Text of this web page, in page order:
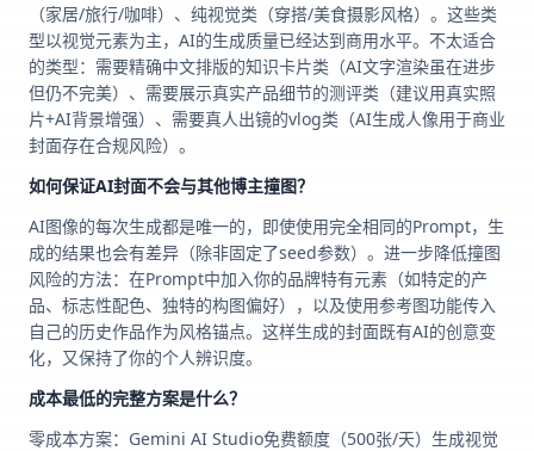
（家居/旅行/咖啡）、纯视觉类（穿搭/美食摄影风格）。这些类
型以视觉元素为主，AI的生成质量已经达到商用水平。不太适合
的类型：需要精确中文排版的知识卡片类（AI文字渲染虽在进步
但仍不完美）、需要展示真实产品细节的测评类（建议用真实照
片+AI背景增强）、需要真人出镜的vlog类（AI生成人像用于商业
封面存在合规风险）。
如何保证AI封面不会与其他博主撞图？
AI图像的每次生成都是唯一的，即使使用完全相同的Prompt，生
成的结果也会有差异（除非固定了seed参数）。进一步降低撞图
风险的方法：在Prompt中加入你的品牌特有元素（如特定的产
品、标志性配色、独特的构图偏好），以及使用参考图功能传入
自己的历史作品作为风格锚点。这样生成的封面既有AI的创意变
化，又保持了你的个人辨识度。
成本最低的完整方案是什么？
零成本方案：Gemini AI Studio免费额度（500张/天）生成视觉